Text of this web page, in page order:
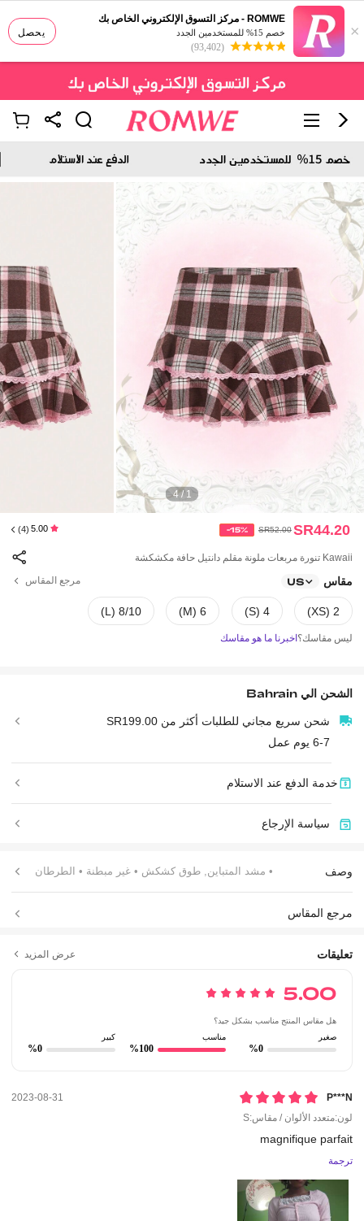
يحصل ×
ROMWE - مركز التسوق الإلكتروني الخاص بك
خصم 15% للمستخدمين الجدد
(93,402)
1 / 4
SR44.20
SR52.00
-15%
5.00
(4)
Kawaii تنورة مربعات ملونة مقلم دانتيل حافة مكشكشة
مقاس US مرجع المقاس
2 (XS)
4 (S)
6 (M)
8/10 (L)
ليس مقاسك؟ اخبرنا ما هو مقاسك
الشحن اليBahrain
شحن سريع مجاني للطلبات أكثر من SR199.00
6-7 يوم عمل
خدمة الدفع عند الاستلام
سياسة الإرجاع
وصف • مشد المتباين, طوق كشكش • غير مبطنة • الطرطان
مرجع المقاس
تعليقات عرض المزيد
5.00
هل مقاس المنتج مناسب بشكل جيد؟
صغير
%0
مناسب
%100
كبير
%0
P***n
2023-08-31
لون:متعدد الألوان / مقاس:S
magnifique parfait
ترجمة